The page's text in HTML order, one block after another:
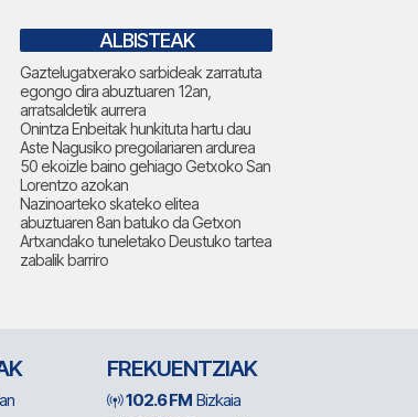
ALBISTEAK
Gaztelugatxerako sarbideak zarratuta
egongo dira abuztuaren 12an,
arratsaldetik aurrera
Onintza Enbeitak hunkituta hartu dau
Aste Nagusiko pregoilariaren ardurea
50 ekoizle baino gehiago Getxoko San
Lorentzo azokan
Nazinoarteko skateko elitea
abuztuaren 8an batuko da Getxon
Artxandako tuneletako Deustuko tartea
zabalik barriro
FREKUENTZIAK
102.6 FM Bizkaia